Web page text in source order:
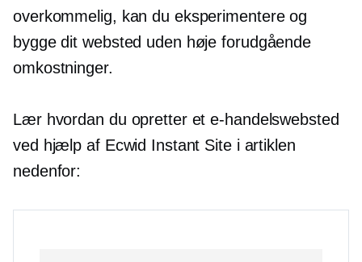
overkommelig, kan du eksperimentere og
bygge dit websted uden høje forudgående
omkostninger.
Lær hvordan du opretter et e-handelswebsted
ved hjælp af Ecwid Instant Site i artiklen
nedenfor: